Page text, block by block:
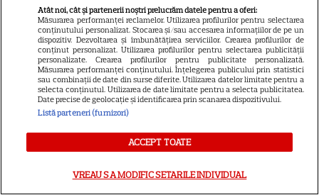
ALTE ARTICOLE
INTERESANTE
HBO
HBO Max, premiere
spectaculoase în august 2026.
„Sunt un mic ticălos 4” ajung
Atât noi, cât și partenerii noștri prelucrăm datele pentru a oferi:
Măsurarea performanței reclamelor. Utilizarea profilurilor pentru selectarea
conținutului personalizat. Stocarea și/sau accesarea informațiilor de pe un
dispozitiv. Dezvoltarea și îmbunătățirea serviciilor. Crearea profilurilor de
conținut personalizat. Utilizarea profilurilor pentru selectarea publicității
personalizate. Crearea profilurilor pentru publicitate personalizată.
Măsurarea performanței conținutului. Înțelegerea publicului prin statistici
sau combinații de date din surse diferite. Utilizarea datelor limitate pentru a
selecta conținutul. Utilizarea de date limitate pentru a selecta publicitatea.
Date precise de geolocație și identificarea prin scanarea dispozitivului.
Listă parteneri (furnizori)
ACCEPT TOATE
VREAU SA MODIFIC SETARILE INDIVIDUAL